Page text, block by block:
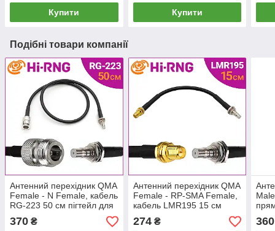
Купити Купити
Подібні товари компанії
Антенний перехідник QMA
Female - N Female, кабель
RG-223 50 см пігтейл для
антен, пультів FPV | Hi-
RNG
370 ₴
Антенний перехідник QMA
Female - RP-SMA Female,
кабель LMR195 15 см
пігтейл для антен, пультів
FPV дронів | Hi-RNG
274₴
30
FPV
360